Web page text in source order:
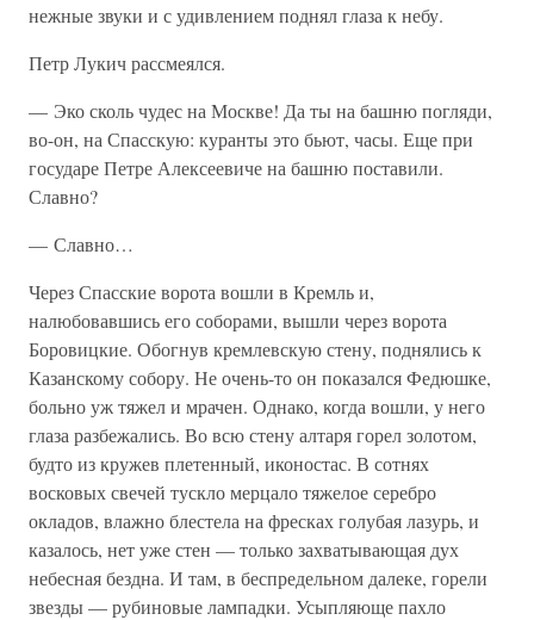
нежные звуки и с удивлением поднял глаза к небу.
Петр Лукич рассмеялся.
— Эко сколь чудес на Москве! Да ты на башню погляди,
во-он, на Спасскую: куранты это бьют, часы. Еще при
государе Петре Алексеевиче на башню поставили.
Славно?
— Славно…
Через Спасские ворота вошли в Кремль и,
налюбовавшись его соборами, вышли через ворота
Боровицкие. Обогнув кремлевскую стену, поднялись к
Казанскому собору. Не очень-то он показался Федюшке,
больно уж тяжел и мрачен. Однако, когда вошли, у него
глаза разбежались. Во всю стену алтаря горел золотом,
будто из кружев плетенный, иконостас. В сотнях
восковых свечей тускло мерцало тяжелое серебро
окладов, влажно блестела на фресках голубая лазурь, и
казалось, нет уже стен — только захватывающая дух
небесная бездна. И там, в беспредельном далеке, горели
звезды — рубиновые лампадки. Усыпляюще пахло